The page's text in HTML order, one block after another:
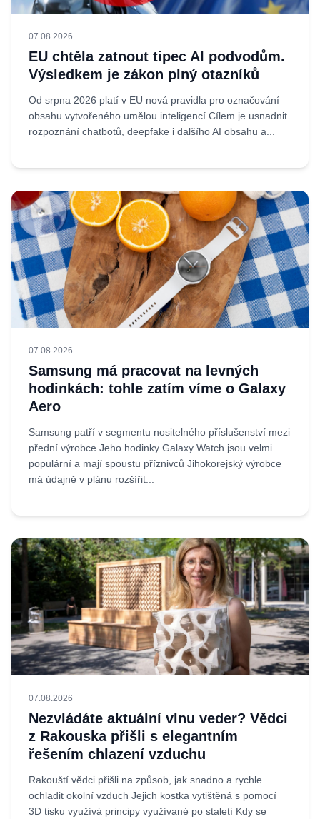
07.08.2026
EU chtěla zatnout tipec AI podvodům.
Výsledkem je zákon plný otazníků
Od srpna 2026 platí v EU nová pravidla pro označování
obsahu vytvořeného umělou inteligencí Cílem je usnadnit
rozpoznání chatbotů, deepfake i dalšího AI obsahu a...
07.08.2026
Samsung má pracovat na levných
hodinkách: tohle zatím víme o Galaxy
Aero
Samsung patří v segmentu nositelného příslušenství mezi
přední výrobce Jeho hodinky Galaxy Watch jsou velmi
populární a mají spoustu příznivců Jihokorejský výrobce
má údajně v plánu rozšířit...
07.08.2026
Nezvládáte aktuální vlnu veder? Vědci
z Rakouska přišli s elegantním
řešením chlazení vzduchu
Rakouští vědci přišli na způsob, jak snadno a rychle
ochladit okolní vzduch Jejich kostka vytištěná s pomocí
3D tisku využívá principy využívané po staletí Kdy se